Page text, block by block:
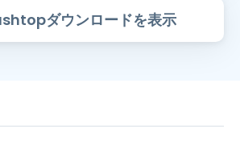
ダウンロードを表示